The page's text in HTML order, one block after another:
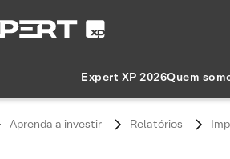
Expert XP 2026Quem
Aprenda a investir Relatórios